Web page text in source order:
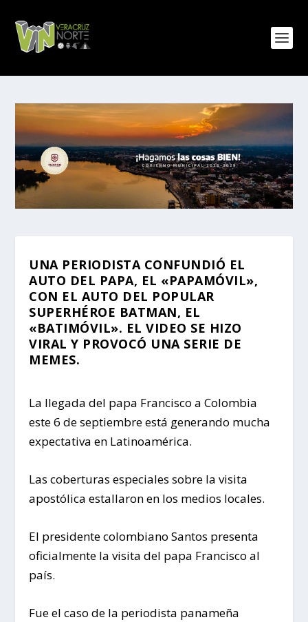
UNA PERIODISTA CONFUNDIÓ EL
AUTO DEL PAPA, EL «PAPAMÓVIL»,
CON EL AUTO DEL POPULAR
SUPERHÉROE BATMAN, EL
«BATIMÓVIL». EL VIDEO SE HIZO
VIRAL Y PROVOCÓ UNA SERIE DE
MEMES.
La llegada del papa Francisco a Colombia
este 6 de septiembre está generando mucha
expectativa en Latinoamérica.
Las coberturas especiales sobre la visita
apostólica estallaron en los medios locales.
El presidente colombiano Santos presenta
oficialmente la visita del papa Francisco al
país.
Fue el caso de la periodista panameña